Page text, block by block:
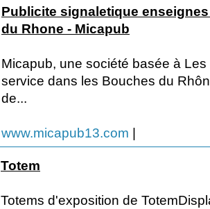
Publicite signaletique
du Rhone - Micapub
Micapub, une société basée à
service dans les Bouches du
de...
www.micapub13.com |
Totem
Totems d'exposition de